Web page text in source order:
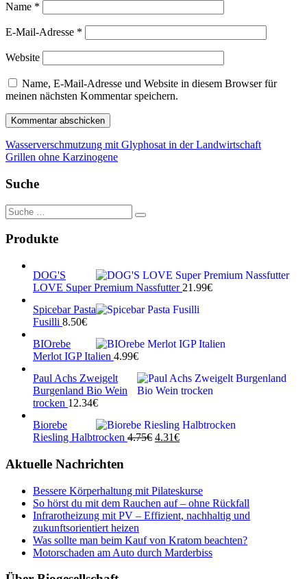
Name *
E-Mail-Adresse *
Website
Name, E-Mail-Adresse und Website in diesem Browser für
meinen nächsten Kommentar speichern.
Beitragsnavigation
Wasserverschmutzung mit Glyphosat in der Landwirtschaft
Grillen ohne Karzinogene
Suche
Suche
nach:
Produkte
DOG'S
LOVE Super Premium Nassfutter 21.99€
Spicebar Pasta
Fusilli 8.50€
BIOrebe
Merlot IGP Italien 4.99€
Paul Achs Zweigelt
Burgenland Bio Wein
trocken 12.34€
Biorebe
Riesling Halbtrocken 4.75€ Ursprünglicher
4.31€Aktueller
Aktuelle Nachrichten
Bessere Körperhaltung mit Pilateskurse
So hörst du mit dem Rauchen auf – ohne Rückfall
Infrarotheizung mit PV – Effizient, nachhaltig und
zukunftsorientiert heizen
Was sollte man beim Kauf von Kratom beachten?
Motorschaden am Auto durch Marderbiss